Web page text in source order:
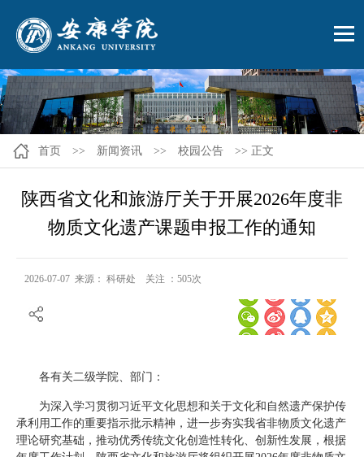
首页 >> 新闻资讯 >> 校园公告 >> 正文
陕西省文化和旅游厅关于开展2026年度非
物质文化遗产课题申报工作的通知
2026-07-07 来源： 科研处 关注 ： 505次
各有关二级学院、部门：
为深入学习贯彻习近平文化思想和关于文化和自然遗产保护传
承利用工作的重要指示批示精神，进一步夯实我省非物质文化遗产
理论研究基础，推动优秀传统文化创造性转化、创新性发展，根据